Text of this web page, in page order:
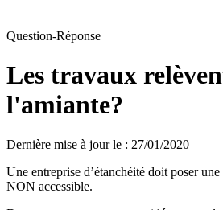
Question-Réponse
Les travaux
l'amiante?
Dernière mise à jour le : 27/01/2020
Une entreprise d’étanchéité doit poser
NON accessible.